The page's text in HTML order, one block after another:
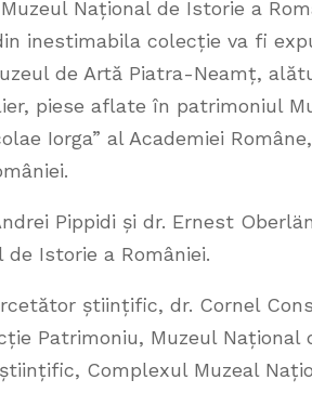
Național de Istorie a
inestimabila colecție va fi
de Artă Piatra-Neamț,
piese aflate în patrimoniul
Iorga” al Academiei
Pippidi și dr. Ernest
Istorie a României.
științific, dr. Cornel
Patrimoniu, Muzeul Național
Complexul Muzeal